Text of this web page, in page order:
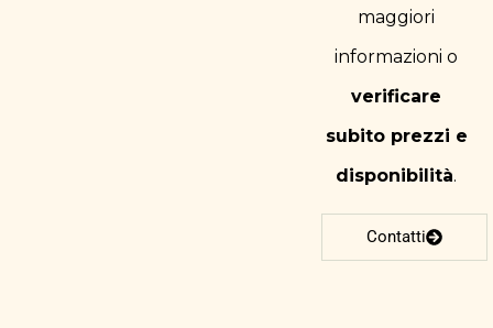
maggiori
informazioni o
verificare
subito prezzi e
disponibilità.
Contatti